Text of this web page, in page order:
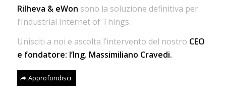
Rilheva & eWon sono la soluzione definitiva per
l’Industrial Internet of Things.
Unisciti a noi e ascolta l’intervento del nostro CEO
e fondatore: l’Ing. Massimiliano Cravedi.
Approfondisci